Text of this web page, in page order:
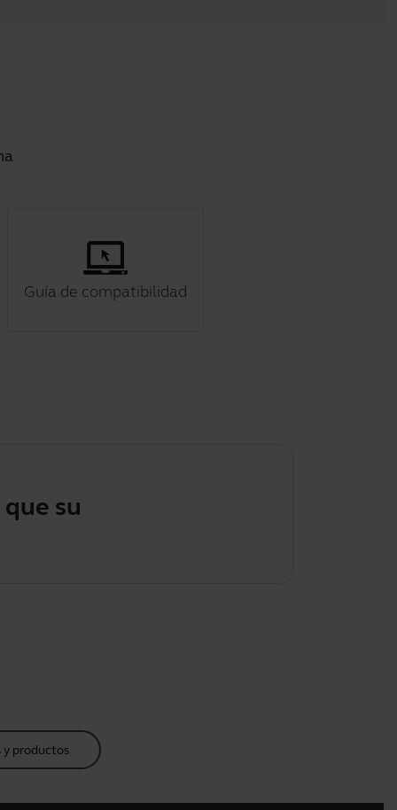
Guía de compatibilidad
dispositi
y productos